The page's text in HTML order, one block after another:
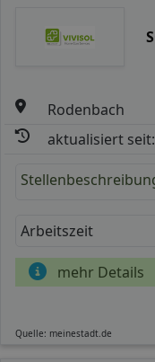
Rodenbach
aktualisiert
Arbeitszeit
mehr Details
Quelle: meinestadt.de